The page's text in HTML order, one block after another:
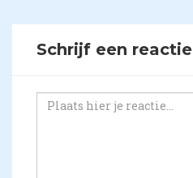
Schrijf een reactie